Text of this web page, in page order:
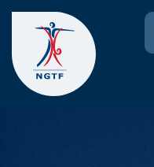
Skip
content